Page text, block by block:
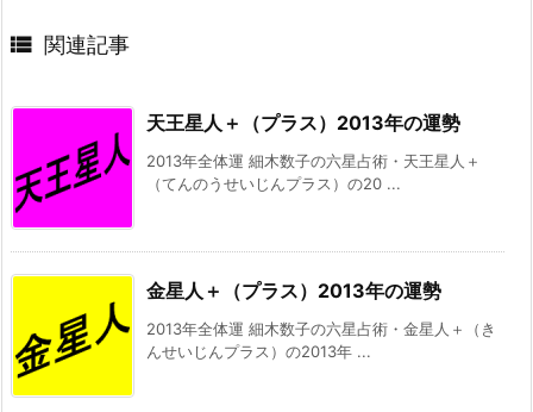
 関連記事
天王星人＋（プラス）2013年の運勢
2013年全体運 細木数子の六星占術・天王星人＋
（てんのうせいじんプラス）の20 ...
金星人＋（プラス）2013年の運勢
2013年全体運 細木数子の六星占術・金星人＋（き
んせいじんプラス）の2013年 ...